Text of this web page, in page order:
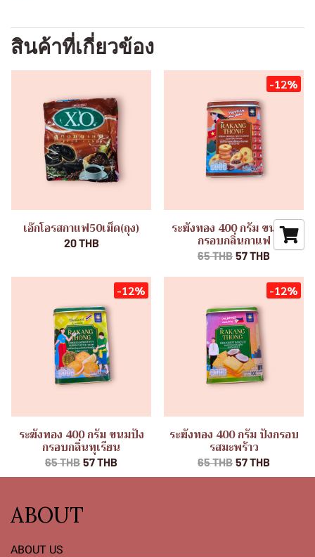
สินค้าที่เกี่ยวข้อง
เอ๊กโอรสกาแฟ50เม็ด(ถุง)
20 THB
-12%
ระฆังทอง 400 กรัม ขนมปัง
กรอบกลิ่นกาแฟ
65 THB 57 THB
-12%
ระฆังทอง 400 กรัม ขนมปัง
กรอบกลิ่นทุเรียน
65 THB 57 THB
-12%
ระฆังทอง 400 กรัม ปังกรอบ
รสมะพร้าว
65 THB 57 THB
ABOUT
ABOUT US